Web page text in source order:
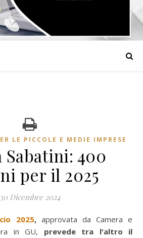
LE PICCOLE E MEDIE IMPRESE
Sabatini: 400
per il 2025
30 Dicembre 2024
2025, approvata da Camera e
in GU, prevede tra l'altro il